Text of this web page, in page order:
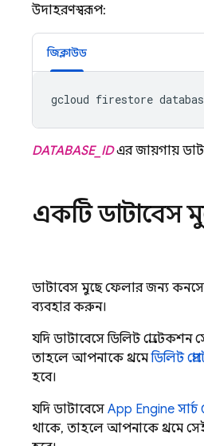
উদাহরণস্বরূপ:
জিক্লাউড
gcloud firestore
DATABASE_IDএর জায়গায়
একটি ডাটাবেস
ডাটাবেস মুছে ফেলার জন্য
ব্যবহার করুন।
যদি ডাটাবেসে ডিলিট প্রোটেকশন
তাহলে আপনাকে প্রথমেডিলিট
হবে।
যদি ডাটাবেসে App Engine সার্চ
থাকে, তাহলে আপনাকে প্রথমে